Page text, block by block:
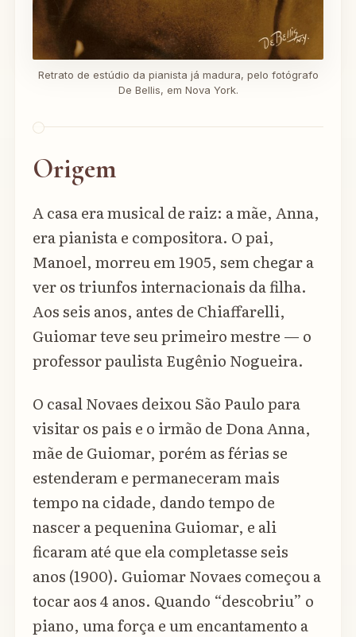
Retrato de estúdio da pianista já madura, pelo fotógrafo
De Bellis, em Nova York.
Origem
A casa era musical de raiz: a mãe, Anna,
era pianista e compositora. O pai,
Manoel, morreu em 1905, sem chegar a
ver os triunfos internacionais da filha.
Aos seis anos, antes de Chiaffarelli,
Guiomar teve seu primeiro mestre — o
professor paulista Eugênio Nogueira.
O casal Novaes deixou São Paulo para
visitar os pais e o irmão de Dona Anna,
mãe de Guiomar, porém as férias se
estenderam e permaneceram mais
tempo na cidade, dando tempo de
nascer a pequenina Guiomar, e ali
ficaram até que ela completasse seis
anos (1900). Guiomar Novaes começou a
tocar aos 4 anos. Quando “descobriu” o
piano, uma força e um encantamento a